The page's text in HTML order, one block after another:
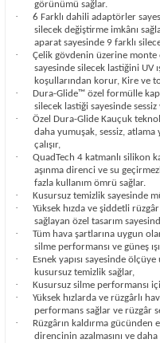
görünümü sağlar.
·
6 Farklı dahili adaptörler
silecek değiştirme imkânı
aparat sayesinde 9 farklı
·
Çelik gövdenin üzerine monte
sayesinde silecek lastiğini UV
koşullarından korur, Kire ve
·
Dura-Glide™ özel formülle
silecek lastiği sayesinde
·
Özel Dura-Glide Kauçuk
daha yumuşak, sessiz, atlama
çalışır,
·
QuadTech 4 katmanlı silikon
aşınma direnci ve su
fazla kullanım ömrü sağlar.
· Kusursuz temizlik sayesinde
·
Yüksek hızda ve şiddetli
sağlayan özel tasarım
·
Tüm hava şartlarına uygun
silme performansı ve güneş
·
Esnek yapısı sayesinde
kusursuz temizlik sağlar,
· Kusursuz silme performansı
·
Yüksek hızlarda ve rüzgârlı
performans sağlar ve rüzgâr
·
Rüzgârın kaldırma gücünden
direncinin azalmasını ve